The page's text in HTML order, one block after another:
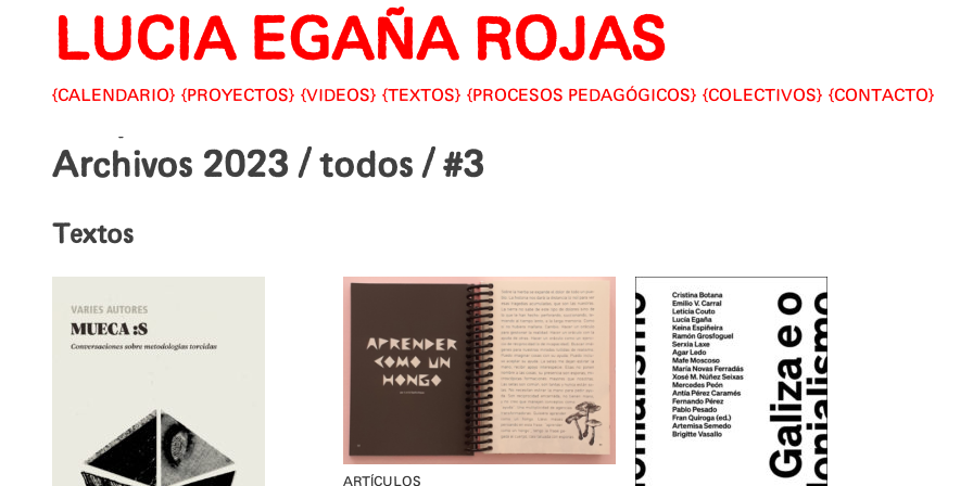
Skip
content
LUCIA EGAÑA ROJAS
CALENDARIO PROYECTOS VIDEOS TEXTOS PROCESOS PEDAGÓGICOS COLECTIVOS CONTACTO
Archivos 2023/ todos / #3
Textos
ARTÍCULOS